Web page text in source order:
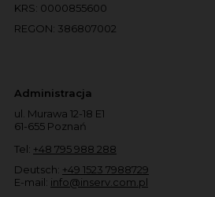
KRS: 0000855600
REGON: 386807002
Administracja
ul. Murawa 12-18 E1
61-655 Poznań
Tel: +48 795 988 288
Deutsch: +49 1523 7988729
E-mail: info@inserv.com.pl